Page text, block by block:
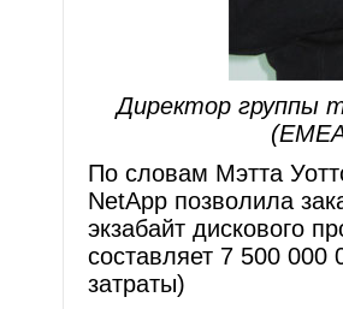
Директор группы
По словам Мэтта
NetApp позволила
экзабайт дискового
составляет 7 500
затраты)